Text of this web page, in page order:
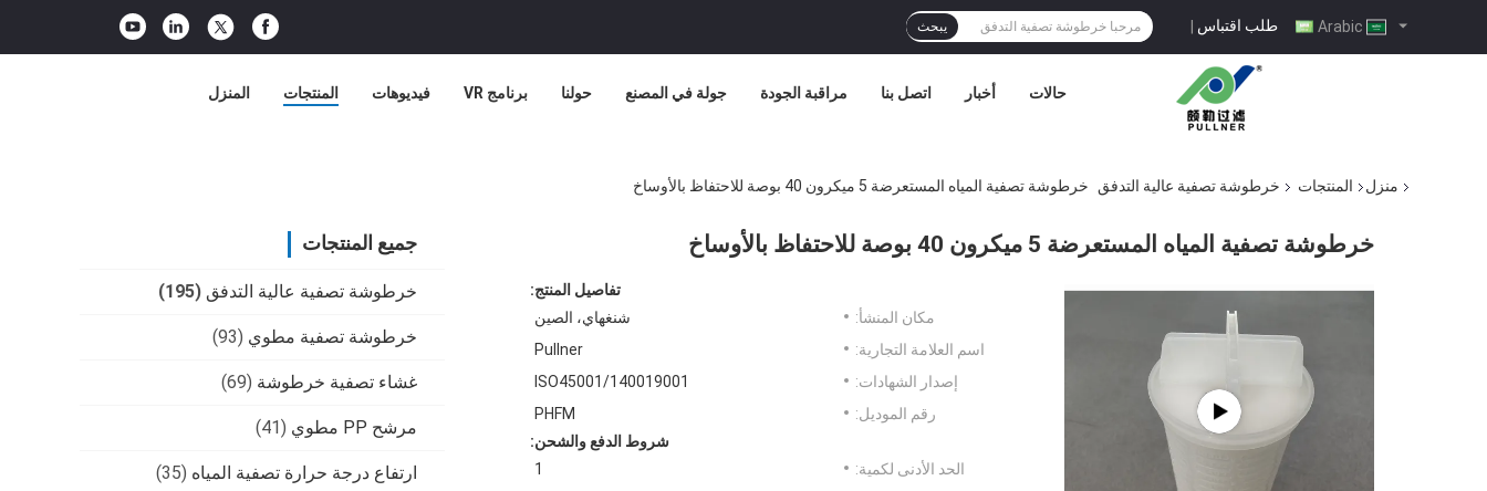
طلب اقتباس | يبحث
المنزل المنتجات فيديوهات برنامج VR حولنا جولة في المصنع مراقبة الجودة اتصل بنا أخبار حالات
منزل المنتجات خرطوشة تصفية عالية التدفق خرطوشة تصفية المياه المستعرضة 5 ميكرون 40 بوصة للاحتفاظ بالأوساخ
جميع المنتجات
خرطوشة تصفية عالية التدفق (195)
خرطوشة تصفية مطوي (93)
غشاء تصفية خرطوشة (69)
مرشح PP مطوي (41)
ارتفاع درجة حرارة تصفية المياه (35)
خرطوشة تصفية المياه المستعرضة 5 ميكرون 40 بوصة للاحتفاظ بالأوساخ
تفاصيل المنتج:
مكان المنشأ:
شنغهاي، الصين
اسم العلامة التجارية:
Pullner
إصدار الشهادات:
ISO45001/140019001
رقم الموديل:
PHFM
شروط الدفع والشحن:
الحد الأدنى لكمية:
1